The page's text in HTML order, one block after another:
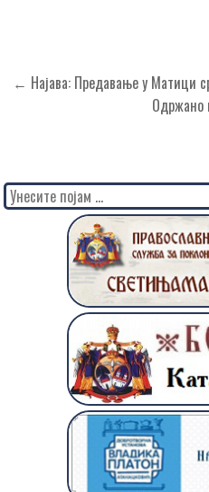
Кретање
← Најава: Предавање у Матици
Одржано
Search
for: